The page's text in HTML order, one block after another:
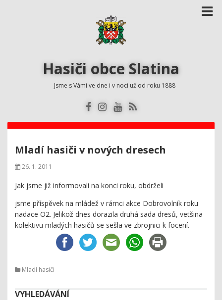
Hasiči obce Slatina
Jsme s Vámi ve dne i v noci už od roku 1888
Mladí hasiči v nových dresech
26. 1. 2011
Jak jsme již informovali na konci roku, obdrželi
jsme příspěvek na mládež v rámci akce Dobrovolník roku
nadace O2. Jelikož dnes dorazila druhá sada dresů, vetšina
kolektivu mladých hasičů se sešla ve zbrojnici k focení.
Mladí hasiči
VYHLEDÁVÁNÍ